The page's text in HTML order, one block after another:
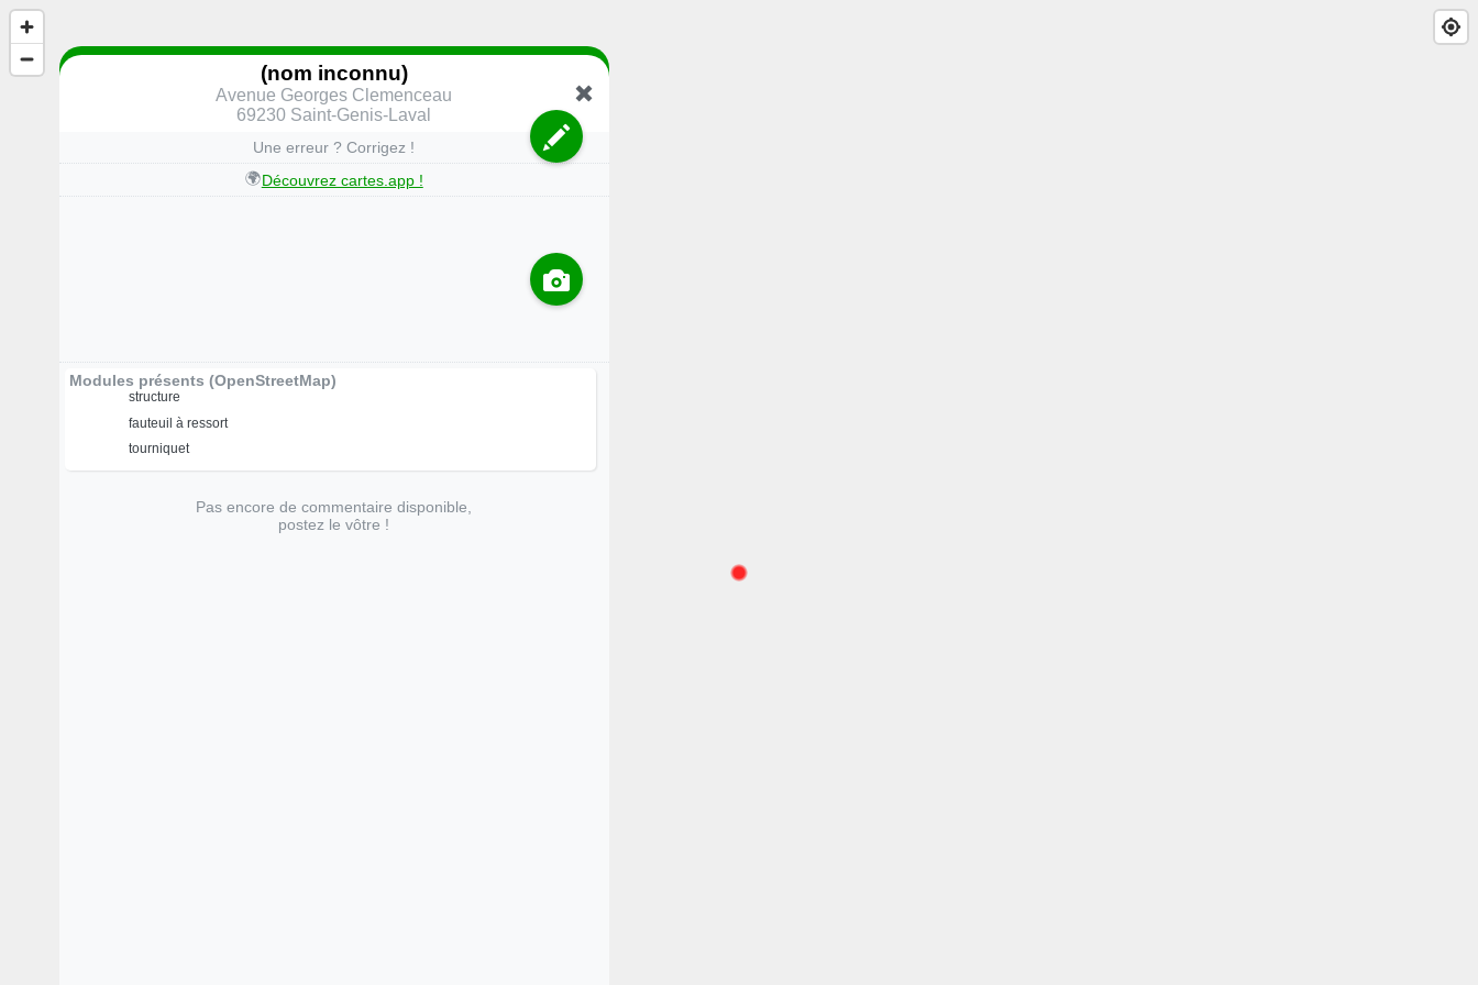
(nom inconnu)
Avenue Georges Clemenceau
69230 Saint-Genis-Laval
Une erreur ? Corrigez !
🌍Découvrez cartes.app !
Modules présents (OpenStreetMap)
structure
fauteuil à ressort
tourniquet
Pas encore de commentaire disponible,
postez le vôtre !